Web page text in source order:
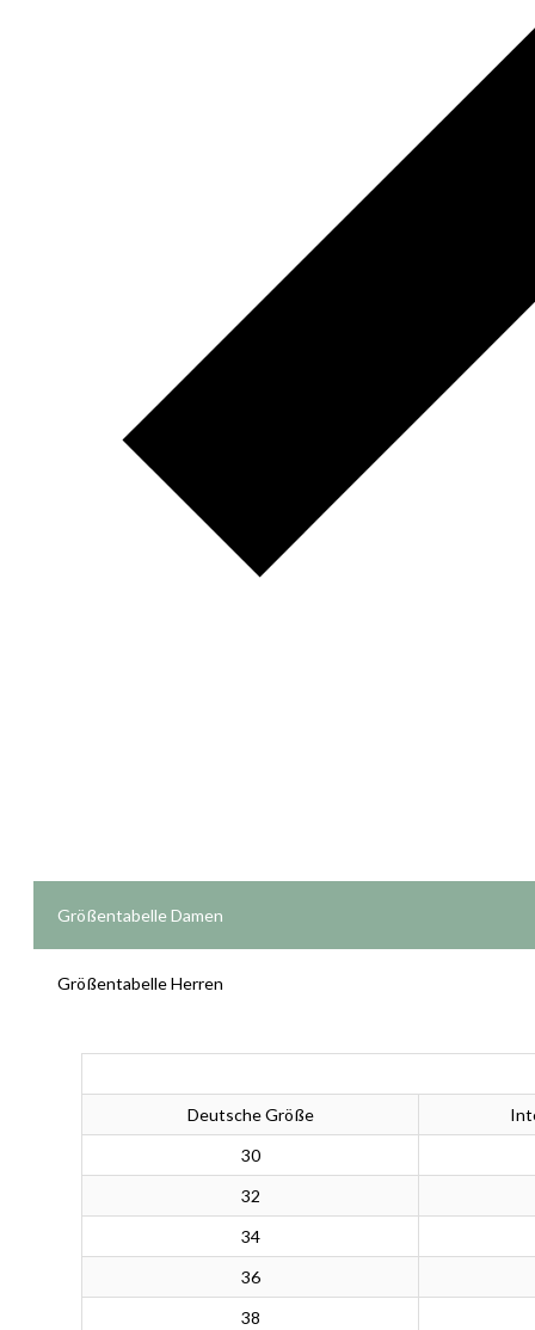
Größentabelle Damen
Größentabelle Herren
Deutsche Größe
30
32
34
36
38